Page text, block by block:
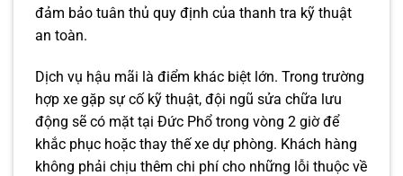
đảm bảo tuân thủ quy định của thanh tra kỹ thuật
an toàn.
Dịch vụ hậu mãi là điểm khác biệt lớn. Trong trường
hợp xe gặp sự cố kỹ thuật, đội ngũ sửa chữa lưu
động sẽ có mặt tại Đức Phổ trong vòng 2 giờ để
khắc phục hoặc thay thế xe dự phòng. Khách hàng
không phải chịu thêm chi phí cho những lỗi thuộc về